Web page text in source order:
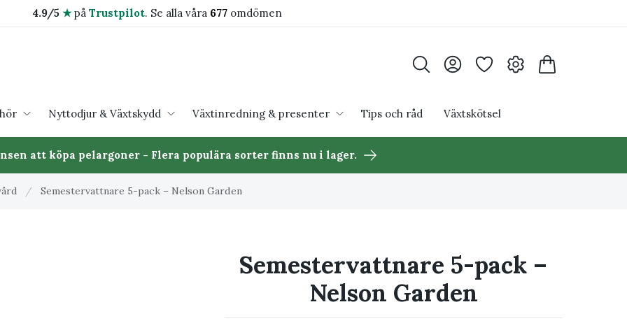
4.9/5 ★på Trustpilot. Se alla våra 677omdömen
Nyttodjur & Växtskydd Växtinredning & presenter Tips och råd Växtskötsel
att köpa pelargoner - Flera populära sorter finns nu i lager.
/ Semestervattnare 5-pack – Nelson Garden
Semestervattnare 5-pack –
Nelson Garden